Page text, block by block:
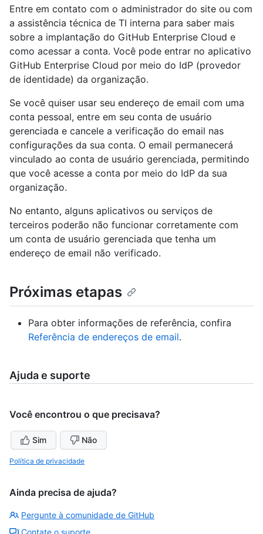
Entre em contato com o administrador do site ou com
a assistência técnica de TI interna para saber mais
sobre a implantação do GitHub Enterprise Cloud e
como acessar a conta. Você pode entrar no aplicativo
GitHub Enterprise Cloud por meio do IdP (provedor
de identidade) da organização.
Se você quiser usar seu endereço de email com uma
conta pessoal, entre em seu conta de usuário
gerenciada e cancele a verificação do email nas
configurações da sua conta. O email permanecerá
vinculado ao conta de usuário gerenciada, permitindo
que você acesse a conta por meio do IdP da sua
organização.
No entanto, alguns aplicativos ou serviços de
terceiros poderão não funcionar corretamente com
um conta de usuário gerenciada que tenha um
endereço de email não verificado.
Próximas etapas
Para obter informações de referência, confira
Referência de endereços de email.
Ajuda e suporte
Você encontrou o que precisava?
Sim Não
Política de privacidade
Ainda precisa de ajuda?
Pergunte à comunidade de GitHub
Contate o suporte